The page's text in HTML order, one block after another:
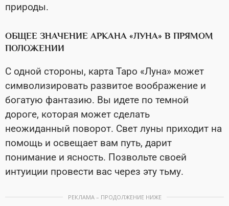
природы.
ОБЩЕЕ ЗНАЧЕНИЕ АРКАНА «ЛУНА» В ПРЯМОМ
ПОЛОЖЕНИИ
С одной стороны, карта Таро «Луна» может
символизировать развитое воображение и
богатую фантазию. Вы идете по темной
дороге, которая может сделать
неожиданный поворот. Свет луны приходит на
помощь и освещает вам путь, дарит
понимание и ясность. Позвольте своей
интуиции провести вас через эту тьму.
РЕКЛАМА – ПРОДОЛЖЕНИЕ НИЖЕ